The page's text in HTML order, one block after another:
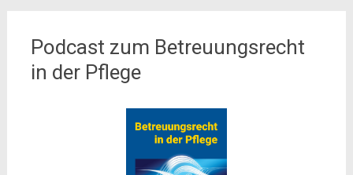
Podcast zum Betreuungsrecht
in der Pflege